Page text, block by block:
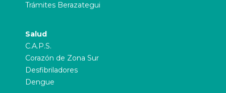
Trámites Berazategui
Salud
C.A.P.S.
Corazón de Zona Sur
Desfibriladores
Dengue